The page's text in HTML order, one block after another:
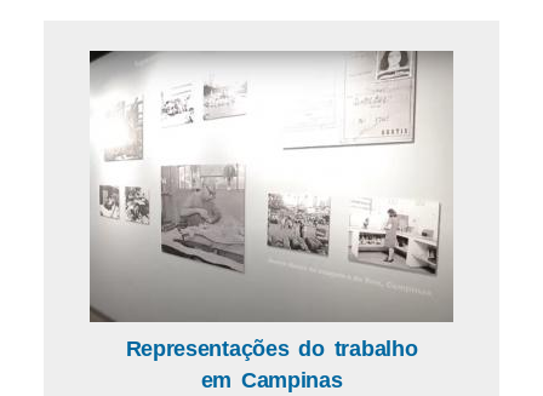
Representações do trabalho
em Campinas